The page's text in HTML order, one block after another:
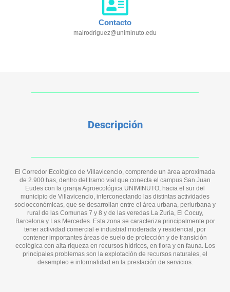
Contacto
mairodriguez@uniminuto.edu
Descripción
El Corredor Ecológico de Villavicencio, comprende un área aproximada
de 2.900 has, dentro del tramo vial que conecta el campus San Juan
Eudes con la granja Agroecológica UNIMINUTO, hacia el sur del
municipio de Villavicencio, interconectando las distintas actividades
socioeconómicas, que se desarrollan entre el área urbana, periurbana y
rural de las Comunas 7 y 8 y de las veredas La Zuria, El Cocuy,
Barcelona y Las Mercedes. Esta zona se caracteriza principalmente por
tener actividad comercial e industrial moderada y residencial, por
contener importantes áreas de suelo de protección y de transición
ecológica con alta riqueza en recursos hídricos, en flora y en fauna. Los
principales problemas son la explotación de recursos naturales, el
desempleo e informalidad en la prestación de servicios.